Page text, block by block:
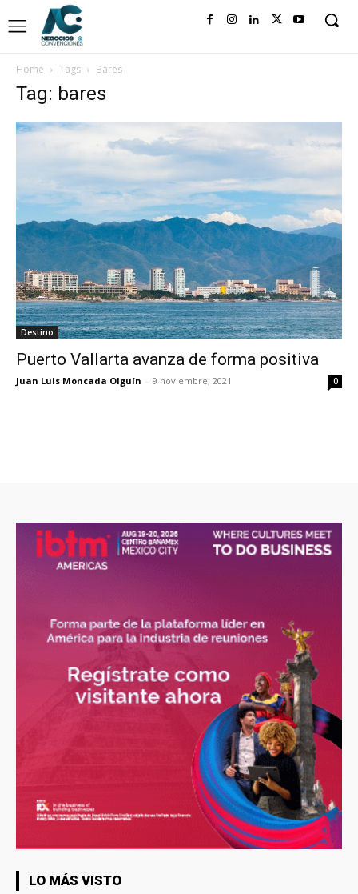
Home Tags Bares
Tag: bares
Destino
Puerto Vallarta avanza de forma positiva
Juan Luis Moncada Olguín - 9 noviembre, 2021 0
LO MÁS VISTO